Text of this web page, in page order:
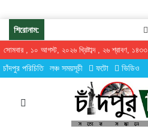
শিরোনাম:
সোমবার , ১০ আগস্ট, ২০২৬ খ্রিষ্টাব্দ , ২৬ শ্রাবণ, ১৪৩৩
চাঁদপুর পরিচিতি লঞ্চ সময়সূচী ফটো ভিডিও